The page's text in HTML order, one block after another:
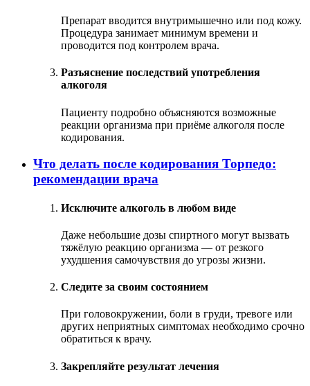
Препарат вводится внутримышечно или под кожу.
Процедура занимает минимум времени и
проводится под контролем врача.
Разъяснение последствий употребления
алкоголя
Пациенту подробно объясняются возможные
реакции организма при приёме алкоголя после
кодирования.
Что делать после кодирования Торпедо:
рекомендации врача
Исключите алкоголь в любом виде
Даже небольшие дозы спиртного могут вызвать
тяжёлую реакцию организма — от резкого
ухудшения самочувствия до угрозы жизни.
Следите за своим состоянием
При головокружении, боли в груди, тревоге или
других неприятных симптомах необходимо срочно
обратиться к врачу.
Закрепляйте результат лечения